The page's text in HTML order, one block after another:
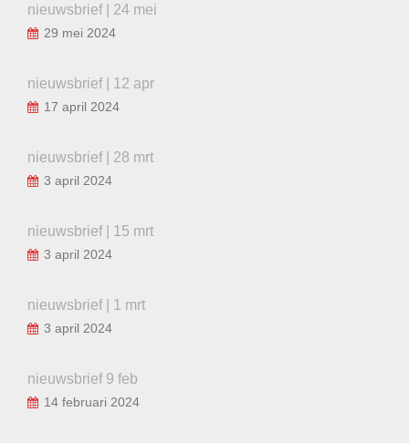
nieuwsbrief | 24 mei
29 mei 2024
nieuwsbrief | 12 apr
17 april 2024
nieuwsbrief | 28 mrt
3 april 2024
nieuwsbrief | 15 mrt
3 april 2024
nieuwsbrief | 1 mrt
3 april 2024
nieuwsbrief 9 feb
14 februari 2024